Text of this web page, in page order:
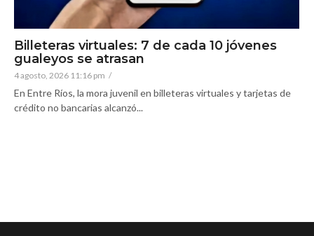
Billeteras virtuales: 7 de cada 10 jóvenes
gualeyos se atrasan
4 agosto, 2026 11:16 pm /
En Entre Ríos, la mora juvenil en billeteras virtuales y tarjetas de
crédito no bancarias alcanzó...